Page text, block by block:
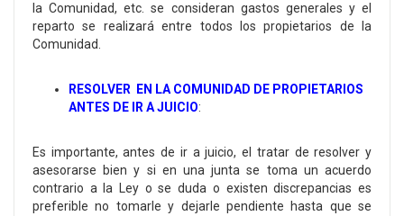
la Comunidad, etc. se consideran gastos generales y el
reparto se realizará entre todos los propietarios de la
Comunidad.
RESOLVER EN LA COMUNIDAD DE PROPIETARIOS
ANTES DE IR A JUICIO:
Es importante, antes de ir a juicio, el tratar de resolver y
asesorarse bien y si en una junta se toma un acuerdo
contrario a la Ley o se duda o existen discrepancias es
preferible no tomarle y dejarle pendiente hasta que se